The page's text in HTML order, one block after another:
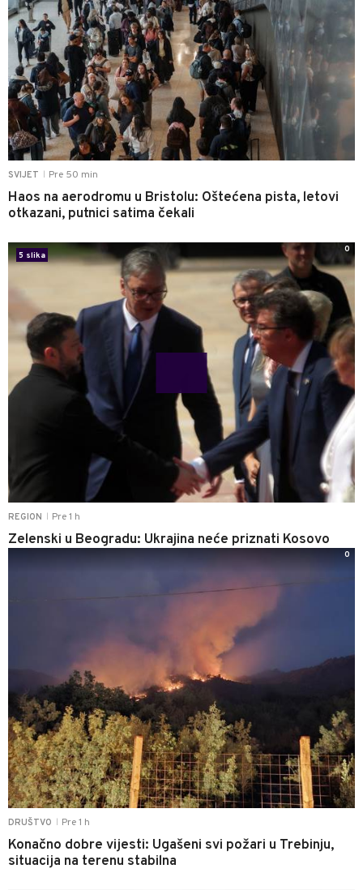
SVIJET Pre 50 min
Haos na aerodromu u Bristolu: Oštećena pista, letovi
otkazani, putnici satima čekali
REGION Pre 1 h
Zelenski u Beogradu: Ukrajina neće priznati Kosovo
5 slika
0
DRUŠTVO Pre 1 h
Konačno dobre vijesti: Ugašeni svi požari u Trebinju,
situacija na terenu stabilna
0